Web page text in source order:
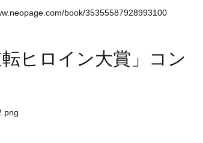
book/35355587928993100
ヒロイン大賞」コン